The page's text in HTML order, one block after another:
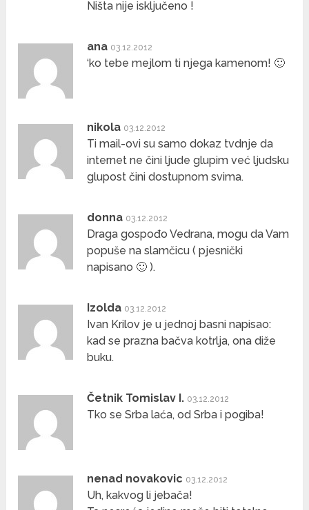
Ništa nije isključeno !
ana 03.12.2012
‘ko tebe mejlom ti njega kamenom! 🙂
nikola 03.12.2012
Ti mail-ovi su samo dokaz tvdnje da
internet ne čini ljude glupim već ljudsku
glupost čini dostupnom svima.
donna 03.12.2012
Draga gospođo Vedrana, mogu da Vam
popuše na slamčicu ( pjesnički
napisano 🙂 ).
Izolda 03.12.2012
Ivan Krilov je u jednoj basni napisao:
kad se prazna bačva kotrlja, ona diže
buku.
Četnik Tomislav I. 03.12.2012
Tko se Srba laća, od Srba i pogiba!
nenad novakovic 03.12.2012
Uh, kakvog li jebača!